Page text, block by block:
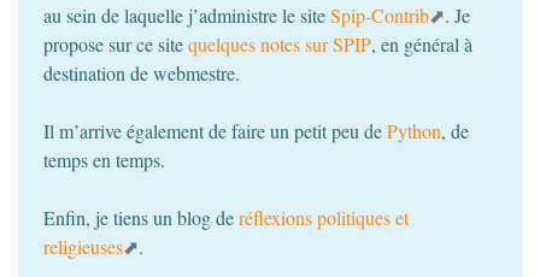
au sein de laquelle j’administre le siteSpip-Contrib
. Je
propose sur ce sitequelques notes surSPIP, en général à
destination de webmestre.
Il m’arrive également de faire un petit peu dePython, de
temps en temps.
Enfin, je tiens un blog deréflexions politiques et
religieuses
.